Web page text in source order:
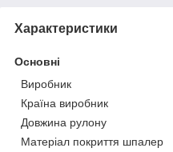
Характеристики
Основні
Виробник
Країна виробник
Довжина рулону
Матеріал покриття шпалер